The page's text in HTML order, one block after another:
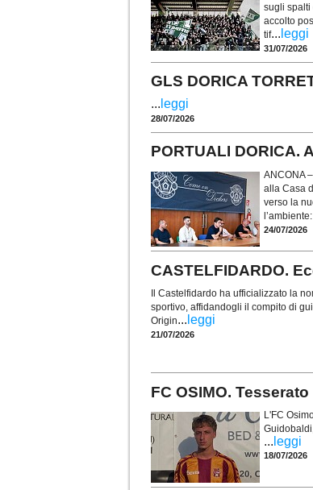
sugli spalti
accolto
tif... leggi
31/07/2026
GLS DORICA
... leggi
28/07/2026
PORTUALI DORICA.
ANCONA
alla Casa
verso la
24/07/2026
CASTELFIDARDO.
Il Castelfidardo ha ufficializzato la
sportivo, affidandogli il compito di
Origin... leggi
21/07/2026
FC OSIMO.
L'FC
... leggi
18/07/2026